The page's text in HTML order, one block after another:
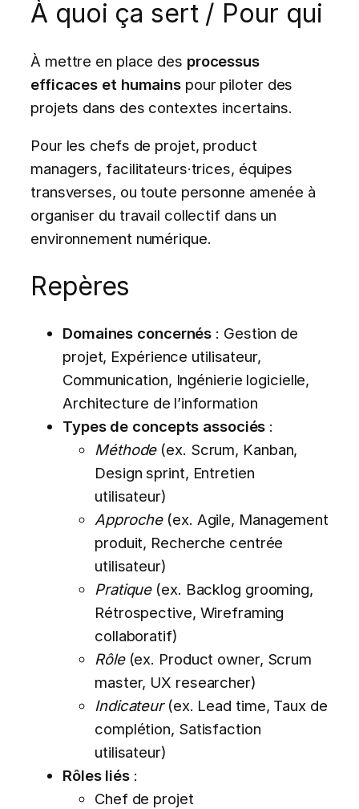
À quoi ça sert / Pour qui
À mettre en place des processus
efficaces et humains pour piloter des
projets dans des contextes incertains.
Pour les chefs de projet, product
managers, facilitateurs·trices, équipes
transverses, ou toute personne amenée à
organiser du travail collectif dans un
environnement numérique.
Repères
Domaines concernés : Gestion de
projet, Expérience utilisateur,
Communication, Ingénierie logicielle,
Architecture de l’information
Types de concepts associés :
Méthode(ex. Scrum, Kanban,
Design sprint, Entretien
utilisateur)
Approche(ex. Agile, Management
produit, Recherche centrée
utilisateur)
Pratique(ex. Backlog grooming,
Rétrospective, Wireframing
collaboratif)
Rôle(ex. Product owner, Scrum
master, UX researcher)
Indicateur(ex. Lead time, Taux de
complétion, Satisfaction
utilisateur)
Rôles liés :
Chef de projet